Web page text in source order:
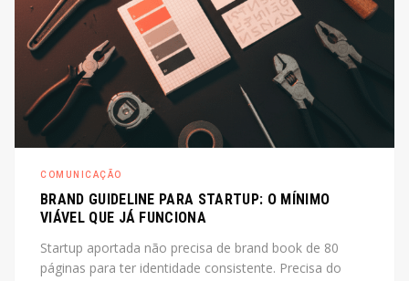
COMUNICAÇÃO
BRAND GUIDELINE PARA STARTUP: O MÍNIMO
VIÁVEL QUE JÁ FUNCIONA
Startup aportada não precisa de brand book de 80
páginas para ter identidade consistente. Precisa do